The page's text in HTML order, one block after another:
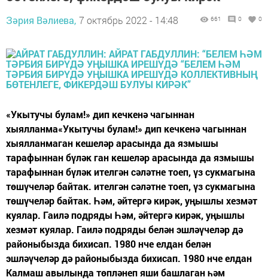
Зәрия Вәлиева, 7 октябрь 2022 - 14:48 661 0 0
«Укытучы булам!» дип кечкенә чагыннан
хыялланма«Укытучы булам!» дип кечкенә чагыннан
хыялланмаган кешеләр арасында да язмышы
тарафыннан бүләк ган кешеләр арасында да язмышы
тарафыннан бүләк ителгән сәләтне тоеп, үз сукмагына
төшүчеләр байтак. ителгән сәләтне тоеп, үз сукмагына
төшүчеләр байтак. Һәм, әйтергә кирәк, уңышлы хезмәт
куялар. Гаилә подряды Һәм, әйтергә кирәк, уңышлы
хезмәт куялар. Гаилә подряды белән эшләүчеләр дә
районыбызда бихисап. 1980 нче елдан белән
эшләүчеләр дә районыбызда бихисап. 1980 нче елдан
Калмаш авылында төпләнеп яши башлаган һәм